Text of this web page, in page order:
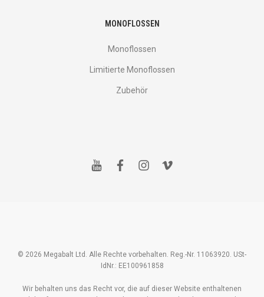
MONOFLOSSEN
Monoflossen
Limitierte Monoflossen
Zubehör
y f i v
© 2026 Megabalt Ltd. Alle Rechte vorbehalten. Reg.-Nr. 11063920. USt-
IdNr.: EE100961858
Wir behalten uns das Recht vor, die auf dieser Website enthaltenen